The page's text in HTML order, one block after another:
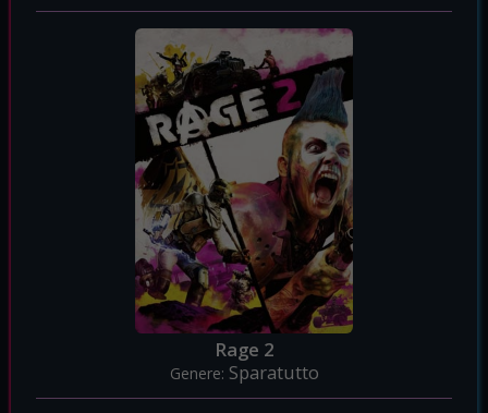
Rage 2
Genere: Sparatutto